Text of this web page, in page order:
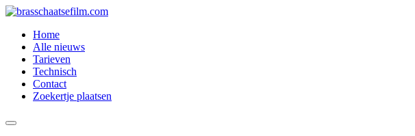
Spring
inhoud
Home
Alle nieuws
Tarieven
Technisch
Contact
Zoekertje plaatsen